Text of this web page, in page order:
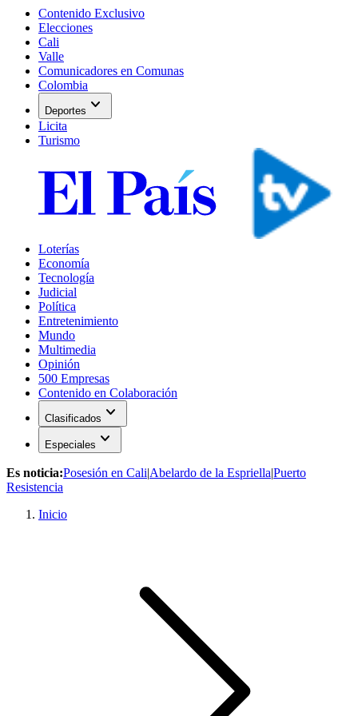
Contenido Exclusivo
Elecciones
Cali
Valle
Comunicadores en Comunas
Colombia
Deportes expand_more
Licita
Turismo
Loterías
Economía
Tecnología
Judicial
Política
Entretenimiento
Mundo
Multimedia
Opinión
500 Empresas
Contenido en Colaboración
Clasificados expand_more
Especiales expand_more
Es noticia:Posesión en Cali|Abelardo de la Espriella|Puerto
Resistencia
Inicio